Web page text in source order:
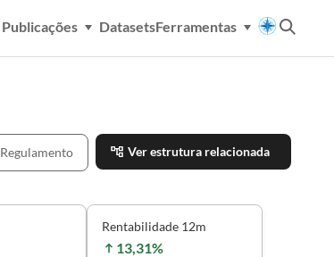
Publicações DatasetsFerramentas
Regulamento Ver estrutura relacionada
Rentabilidade 12m
13,31%